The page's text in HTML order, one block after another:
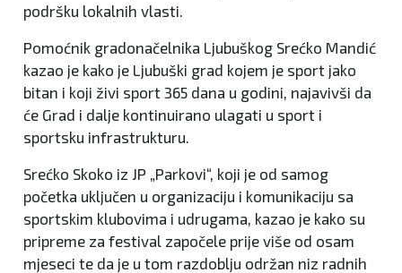
podršku lokalnih vlasti.
Pomoćnik gradonačelnika Ljubuškog Srećko Mandić
kazao je kako je Ljubuški grad kojem je sport jako
bitan i koji živi sport 365 dana u godini, najavivši da
će Grad i dalje kontinuirano ulagati u sport i
sportsku infrastrukturu.
Srećko Skoko iz JP „Parkovi“, koji je od samog
početka uključen u organizaciju i komunikaciju sa
sportskim klubovima i udrugama, kazao je kako su
pripreme za festival započele prije više od osam
mjeseci te da je u tom razdoblju održan niz radnih